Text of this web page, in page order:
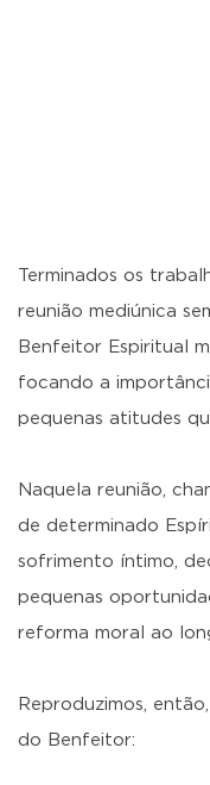
Terminados os
reunião mediúnica
Benfeitor Espiritual
focando a
pequenas atitudes
Naquela reunião,
de determinado
sofrimento íntimo,
pequenas
reforma moral ao
Reproduzimos,
do Benfeitor: